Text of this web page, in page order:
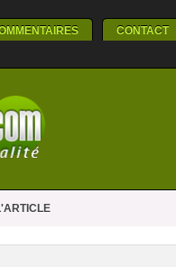
CONTACT